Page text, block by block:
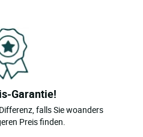
Garantie!
falls Sie woanders
Preis finden.